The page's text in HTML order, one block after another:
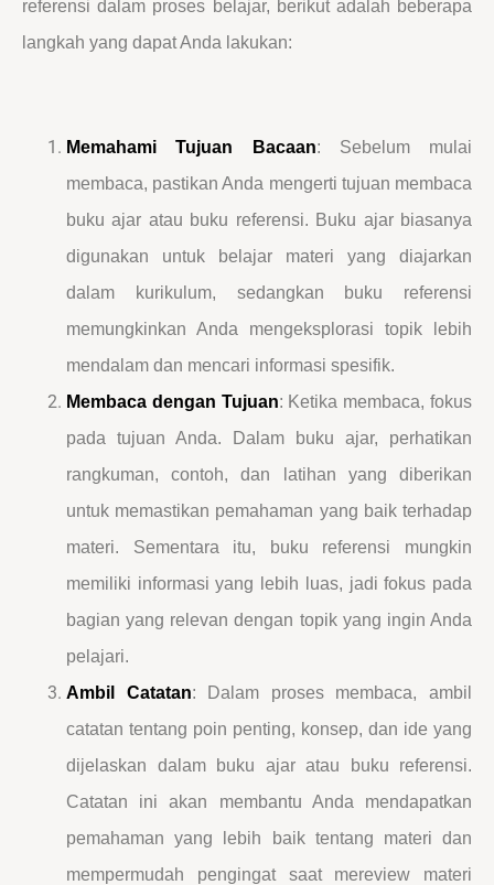
referensi dalam proses belajar, berikut adalah beberapa
langkah yang dapat Anda lakukan:
Memahami Tujuan Bacaan: Sebelum mulai
membaca, pastikan Anda mengerti tujuan membaca
buku ajar atau buku referensi. Buku ajar biasanya
digunakan untuk belajar materi yang diajarkan
dalam kurikulum, sedangkan buku referensi
memungkinkan Anda mengeksplorasi topik lebih
mendalam dan mencari informasi spesifik.
Membaca dengan Tujuan: Ketika membaca, fokus
pada tujuan Anda. Dalam buku ajar, perhatikan
rangkuman, contoh, dan latihan yang diberikan
untuk memastikan pemahaman yang baik terhadap
materi. Sementara itu, buku referensi mungkin
memiliki informasi yang lebih luas, jadi fokus pada
bagian yang relevan dengan topik yang ingin Anda
pelajari.
Ambil Catatan: Dalam proses membaca, ambil
catatan tentang poin penting, konsep, dan ide yang
dijelaskan dalam buku ajar atau buku referensi.
Catatan ini akan membantu Anda mendapatkan
pemahaman yang lebih baik tentang materi dan
mempermudah pengingat saat mereview materi